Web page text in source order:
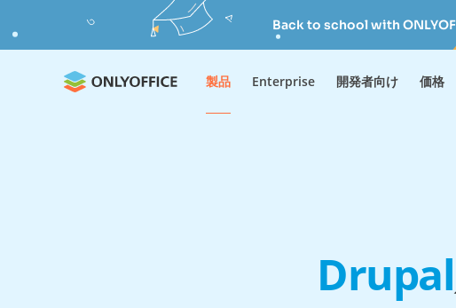
Back to school with
製品 Enterprise 開発者向け 価格
Drupal